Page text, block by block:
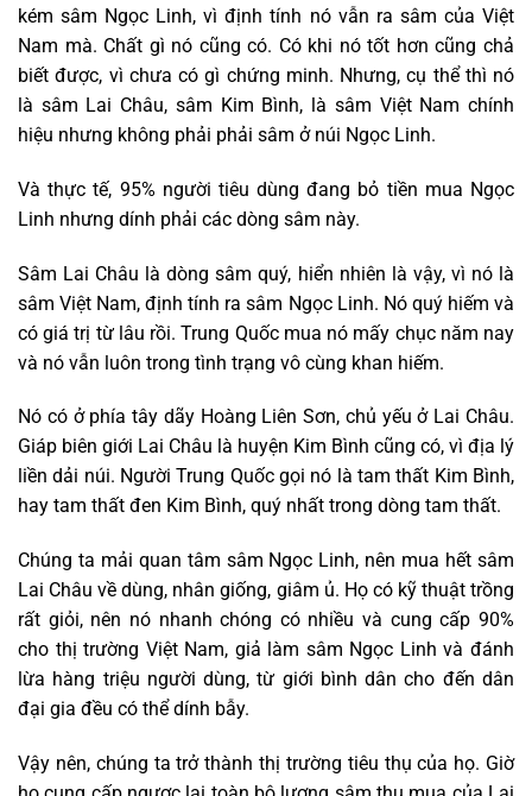
kém sâm Ngọc Linh, vì định tính nó vẫn ra sâm của Việt
Nam mà. Chất gì nó cũng có. Có khi nó tốt hơn cũng chả
biết được, vì chưa có gì chứng minh. Nhưng, cụ thể thì nó
là sâm Lai Châu, sâm Kim Bình, là sâm Việt Nam chính
hiệu nhưng không phải phải sâm ở núi Ngọc Linh.
Và thực tế, 95% người tiêu dùng đang bỏ tiền mua Ngọc
Linh nhưng dính phải các dòng sâm này.
Sâm Lai Châu là dòng sâm quý, hiển nhiên là vậy, vì nó là
sâm Việt Nam, định tính ra sâm Ngọc Linh. Nó quý hiếm và
có giá trị từ lâu rồi. Trung Quốc mua nó mấy chục năm nay
và nó vẫn luôn trong tình trạng vô cùng khan hiếm.
Nó có ở phía tây dãy Hoàng Liên Sơn, chủ yếu ở Lai Châu.
Giáp biên giới Lai Châu là huyện Kim Bình cũng có, vì địa lý
liền dải núi. Người Trung Quốc gọi nó là tam thất Kim Bình,
hay tam thất đen Kim Bình, quý nhất trong dòng tam thất.
Chúng ta mải quan tâm sâm Ngọc Linh, nên mua hết sâm
Lai Châu về dùng, nhân giống, giâm ủ. Họ có kỹ thuật trồng
rất giỏi, nên nó nhanh chóng có nhiều và cung cấp 90%
cho thị trường Việt Nam, giả làm sâm Ngọc Linh và đánh
lừa hàng triệu người dùng, từ giới bình dân cho đến dân
đại gia đều có thể dính bẫy.
Vậy nên, chúng ta trở thành thị trường tiêu thụ của họ. Giờ